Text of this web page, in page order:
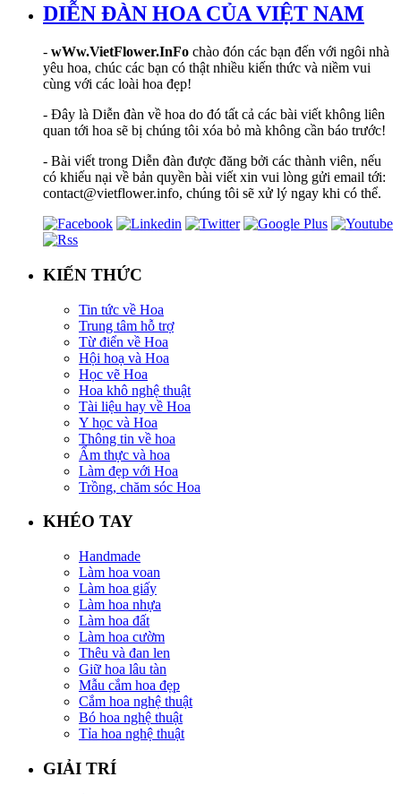
DIỄN ĐÀN HOA CỦA VIỆT NAM
- wWw.VietFlower.InFo chào đón các bạn đến với ngôi nhà
yêu hoa, chúc các bạn có thật nhiều kiến thức và niềm vui
cùng với các loài hoa đẹp!
- Đây là Diễn đàn về hoa do đó tất cả các bài viết không liên
quan tới hoa sẽ bị chúng tôi xóa bỏ mà không cần báo trước!
- Bài viết trong Diễn đàn được đăng bởi các thành viên, nếu
có khiếu nại về bản quyền bài viết xin vui lòng gửi email tới:
contact@vietflower.info, chúng tôi sẽ xử lý ngay khi có thể.
KIẾN THỨC
Tin tức về Hoa
Trung tâm hỗ trợ
Từ điển về Hoa
Hội hoạ và Hoa
Học vẽ Hoa
Hoa khô nghệ thuật
Tài liệu hay về Hoa
Y học và Hoa
Thông tin về hoa
Ẩm thực và hoa
Làm đẹp với Hoa
Trồng, chăm sóc Hoa
KHÉO TAY
Handmade
Làm hoa voan
Làm hoa giấy
Làm hoa nhựa
Làm hoa đất
Làm hoa cườm
Thêu và đan len
Giữ hoa lâu tàn
Mẫu cắm hoa đẹp
Cắm hoa nghệ thuật
Bó hoa nghệ thuật
Tỉa hoa nghệ thuật
GIẢI TRÍ